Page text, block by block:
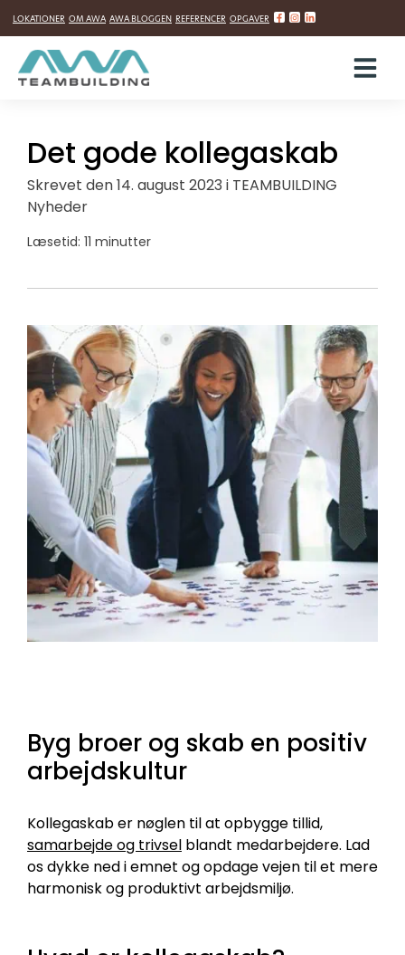
til
indholdet
LOKATIONER OM AWA AWA BLOGGEN REFERENCER OPGAVER
Det gode kollegaskab
Skrevet den14. august 2023 i TEAMBUILDING
Nyheder
Læsetid: 11 minutter
Byg broer og skab en positiv
arbejdskultur
Kollegaskab er nøglen til at opbygge tillid,
samarbejde og trivsel blandt medarbejdere. Lad
os dykke ned i emnet og opdage vejen til et mere
harmonisk og produktivt arbejdsmiljø.